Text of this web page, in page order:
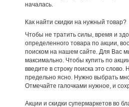
началась.
Как найти скидки на нужный товар?
Чтобы не тратить силы, время и
определенного товара по акции,
поиском на нашем сайте. Для Вас
максимально. Чтобы купить по
введите в строку поиска это слово.
предельно ясно. Нужно выбрать
Отмечайте галочками нужное, и
Акции и скидки супермаркетов во